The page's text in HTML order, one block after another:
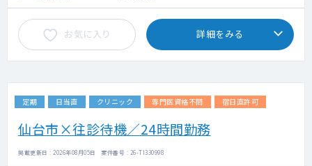
お気に入り 詳細をみる
定期 日当直 クリニック 専門医資格不問 宿日直許可
仙台市×往診待機／24時間勤務
掲載更新日 : 2026年08月05日 案件番号 : 26-TI330998